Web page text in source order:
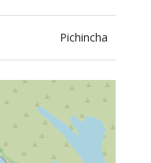
Pichincha